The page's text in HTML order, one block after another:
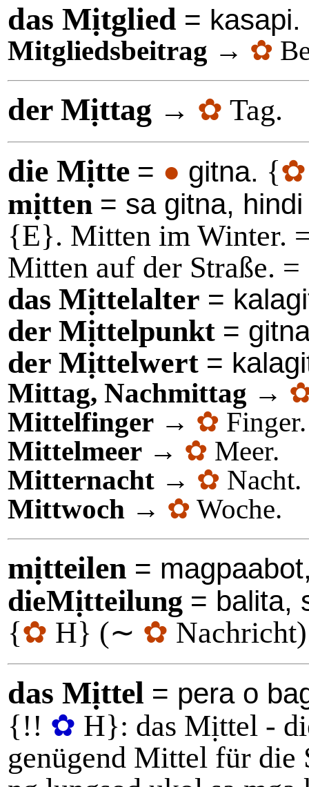
das Mịtglied = kasapi.
Mitgliedsbeitrag → ✿
der Mịttag → ✿ Tag.
die Mịtte = ● gitna. {
mịtten = sa gitna,
{E}. Mitten im Winter.
Mitten auf der Straße. =
das Mịttelalter =
der Mịttelpunkt =
der Mịttelwert =
Mittag, Nachmittag →
Mittelfinger → ✿ Finger.
Mittelmeer → ✿ Meer.
Mitternacht → ✿ Nacht.
Mittwoch → ✿ Woche.
mịtteilen =
dieMịtteilung = balita,
{✿ H} (∼ ✿
das Mịttel = pera o
{!! ✿ H}: das Mịttel -
genügend Mittel für die